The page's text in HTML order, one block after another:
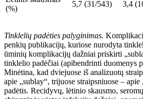
(%)
5,7 (31/543) 3,4
Tinklelių padėties palyginimas.
penkių publikacijų, kuriose nurodyta
ūminių komplikacijų dažniai priskirti
tinklelio padėčiai (apibendrinti duomenys
Minėtina, kad dviejuose iš analizuotų
apie „sublay“, trijuose straipsniuose – apie
padėtis. Recidyvų, lėtinio skausmo,